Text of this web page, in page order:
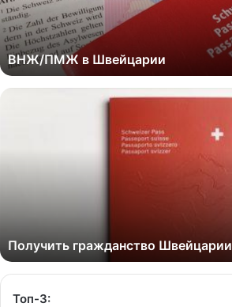
ВНЖ/ПМЖ в Швейцарии
Получить гражданство Швейцарии
Топ-3: